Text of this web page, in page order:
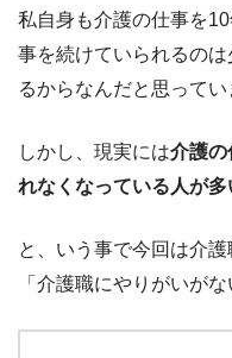
私自身も介護の仕事を
事を続けていられるのは
るからなんだと思ってい
しかし、現実には介護の
れなくなっている人が多
と、いう事で今回は介
「介護職にやりがいが